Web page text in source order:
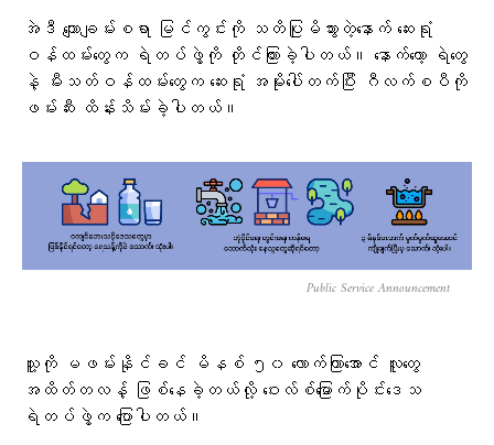
အဲဒီ ကျောချမ်းစရာ မြင်ကွင်းကို သတိပြုမိသွားတဲ့နောက် ဆေးရုံ
ဝန်ထမ်းတွေက ရဲတပ်ဖွဲ့ကို တိုင်ကြားခဲ့ပါတယ်။ နောက်တော့ ရဲတွေ
နဲ့ မီးသတ်ဝန်ထမ်းတွေက ဆေးရုံ အမိုးပေါ်တက်ပြီး ဂီလက်စပီကို
ဖမ်းဆီး ထိန်းသိမ်းခဲ့ပါတယ်။
Public Service Announcement
သူ့ကို မဖမ်းနိုင်ခင် မိနစ် ၅၀ လောက်ကြာအောင် လူတွေ
အထိတ်တလန့် ဖြစ်နေခဲ့တယ်လို့ ဝေးလ်စ်မြောက်ပိုင်းဒေသ
ရဲတပ်ဖွဲ့က ပြောပါတယ်။